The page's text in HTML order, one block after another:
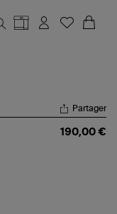
Partager
190,00 €